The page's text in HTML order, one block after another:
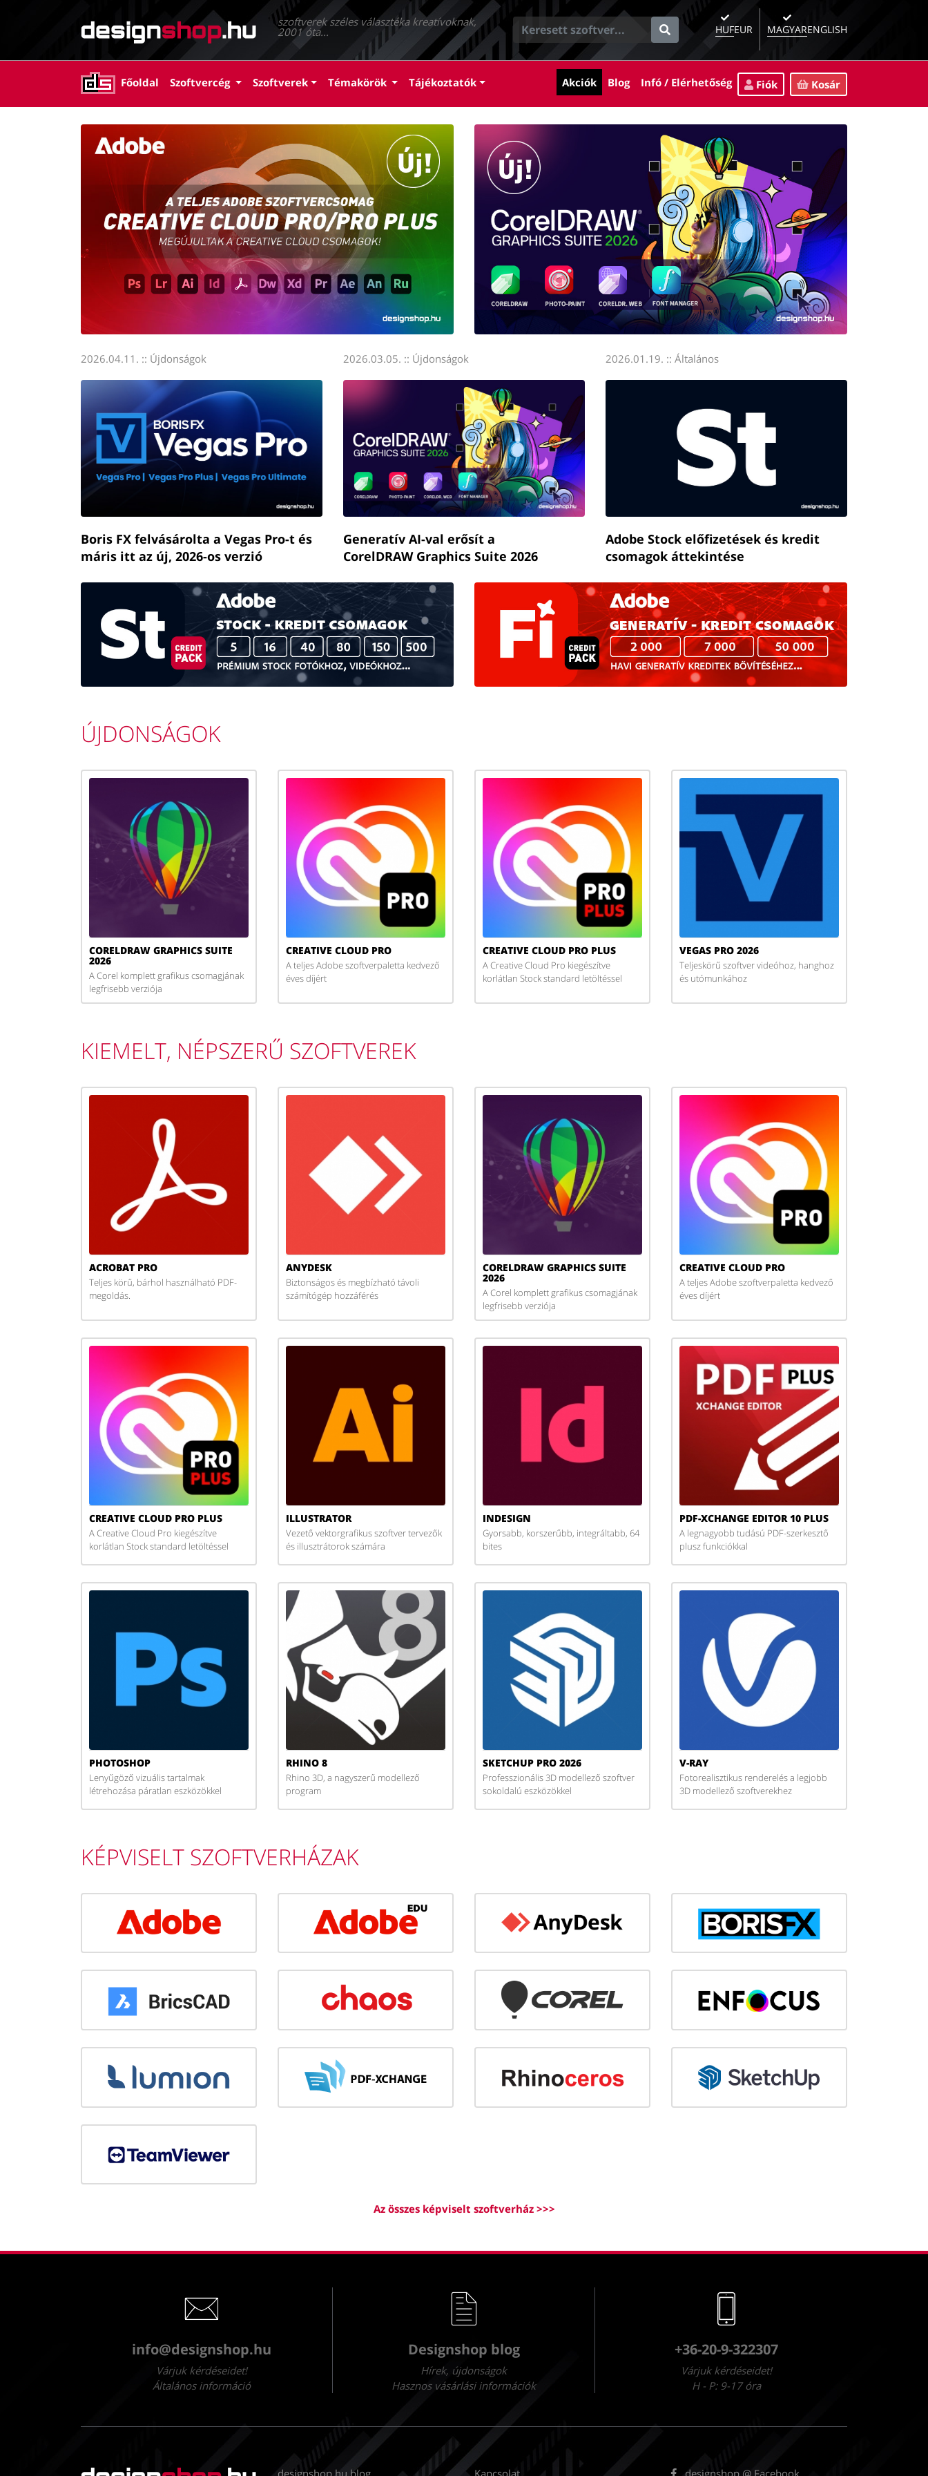
szoftverek széles választéka kreatívoknak,
2001 óta... HUFEUR MAGYARENGLISH
Főoldal (current)
Szoftvercég Szoftverek Témakörök Tájékoztatók Akciók(current)
Blog(current)
Infó / Elérhetőség(current)
Fiók Kosár
2026.04.11. :: Újdonságok
Boris FX felvásárolta a Vegas Pro-t és
máris itt az új, 2026-os verzió
2026.03.05. :: Újdonságok
Generatív AI-val erősít a
CorelDRAW Graphics Suite 2026
2026.01.19. :: Általános
Adobe Stock előfizetések és kredit
csomagok áttekintése
ÚJDONSÁGOK
CORELDRAW GRAPHICS SUITE
2026
A Corel komplett grafikus csomagjának
legfrisebb verziója
CREATIVE CLOUD PRO
A teljes Adobe szoftverpaletta kedvező
éves díjért
CREATIVE CLOUD PRO PLUS
A Creative Cloud Pro kiegészítve
korlátlan Stock standard letöltéssel
VEGAS PRO 2026
Teljeskörű szoftver videóhoz, hanghoz
és utómunkához
KIEMELT, NÉPSZERŰ SZOFTVEREK
ACROBAT PRO
Teljes körű, bárhol használható PDF-
megoldás.
ANYDESK
Biztonságos és megbízható távoli
számítógép hozzáférés
CORELDRAW GRAPHICS SUITE
2026
A Corel komplett grafikus csomagjának
legfrisebb verziója
CREATIVE CLOUD PRO
A teljes Adobe szoftverpaletta kedvező
éves díjért
CREATIVE CLOUD PRO PLUS
A Creative Cloud Pro kiegészítve
korlátlan Stock standard letöltéssel
ILLUSTRATOR
Vezető vektorgrafikus szoftver tervezők
és illusztrátorok számára
INDESIGN
Gyorsabb, korszerűbb, integráltabb, 64
bites
PDF-XCHANGE EDITOR 10 PLUS
A legnagyobb tudású PDF-szerkesztő
plusz funkciókkal
PHOTOSHOP
Lenyűgöző vizuális tartalmak
létrehozása páratlan eszközökkel
RHINO 8
Rhino 3D, a nagyszerű modellező
program
SKETCHUP PRO 2026
Professzionális 3D modellező szoftver
sokoldalú eszközökkel
V-RAY
Fotorealisztikus renderelés a legjobb
3D modellező szoftverekhez
KÉPVISELT SZOFTVERHÁZAK
Az összes képviselt szoftverház >>>
info@designshop.hu
Várjuk kérdéseidet!
Általános információ
Designshop blog
Hírek, újdonságok
Hasznos vásárlási információk
+36-20-9-322307
Várjuk kérdéseidet!
H - P: 9-17 óra